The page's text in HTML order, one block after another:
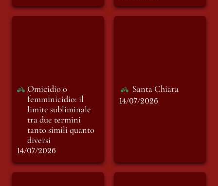
Omicidio o
femminicidio: il
limite subliminale
tra due termini
tanto simili quanto
diversi
14/07/2026
Santa Chiara
14/07/2026
Tra il “Vecchio” e il
Goodbye, goodbye.